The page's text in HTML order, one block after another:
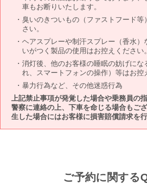
車もお断りいたします。
臭いのきついもの（ファストフード等
さい。
ヘアスプレーや制汗スプレー（香水）
いがつく製品の使用はお控えください。
消灯後、他のお客様の睡眠の妨げにな
れ、スマートフォンの操作）等はお控
暴力行為など、その他迷惑行為
上記禁止事項が発覚した場合や乗務員の
警察に連絡の上、下車を命じる場合もご
生した場合にはお客様に損害賠償請求を
ご予約に関する